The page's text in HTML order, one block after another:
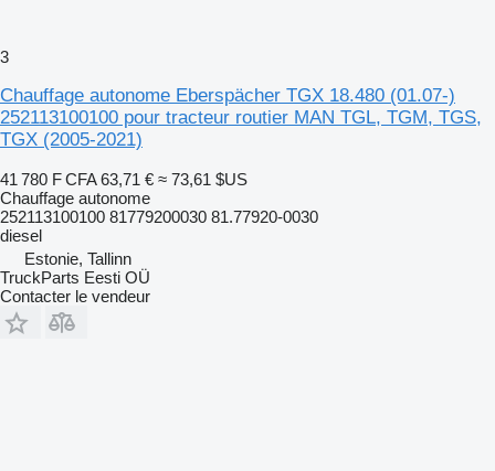
3
Chauffage autonome Eberspächer TGX 18.480 (01.07-)
252113100100 pour tracteur routier MAN TGL, TGM, TGS,
TGX (2005-2021)
41 780 F CFA 63,71 € ≈ 73,61 $US
Chauffage autonome
252113100100 81779200030 81.77920-0030
diesel
Estonie, Tallinn
TruckParts Eesti OÜ
Contacter le vendeur